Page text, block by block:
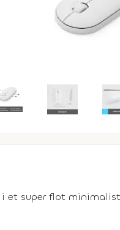
et super flot